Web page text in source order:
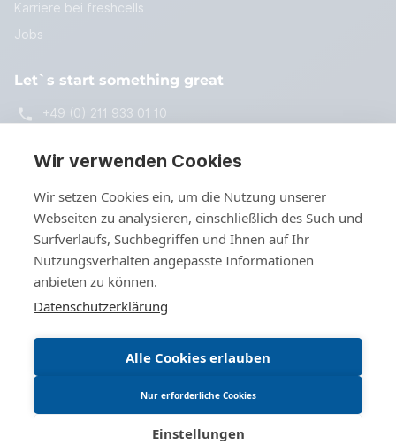
Karriere bei freshcells
Jobs
Let`s start something great
+49 (0) 211 933 01 10
start@freshcells.de
Kontakt
© 2026 freshcells systems engineering GmbH - Alle Rechte
Vorbehalten
Wir verwenden Cookies
Wir setzen Cookies ein, um die Nutzung unserer
Webseiten zu analysieren, einschließlich des Such und
Surfverlaufs, Suchbegriffen und Ihnen auf Ihr
Nutzungsverhalten angepasste Informationen
anbieten zu können.
Datenschutzerklärung
Alle Cookies erlauben
Nur erforderliche Cookies
Einstellungen